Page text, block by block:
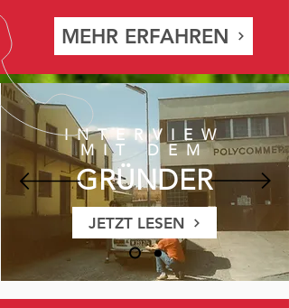
MEHR ERFAHREN
INTERVIEW
MIT DEM
GRÜNDER
JETZT LESEN